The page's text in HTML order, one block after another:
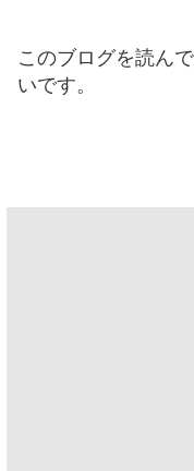
このブログを読ん
いです。